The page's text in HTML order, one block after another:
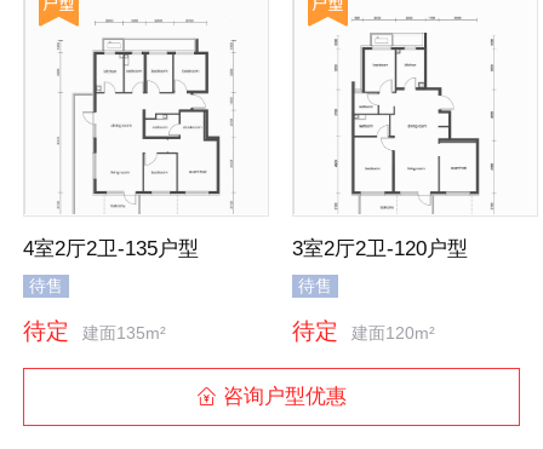
4室2厅2卫-135户型
待售
待定 建面135m²
3室2厅2卫-120户型
待售
待定 建面120m²
 咨询户型优惠